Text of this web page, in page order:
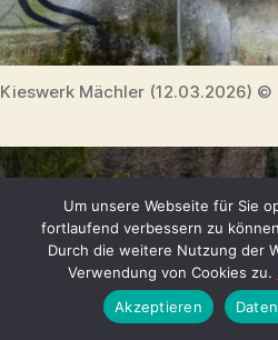
Kieswerk Mächler (12.03.2026) ©
Um unsere Webseite für Sie
fortlaufend verbessern zu
Durch die weitere Nutzung der
Verwendung von Cookies zu.
Akzeptieren